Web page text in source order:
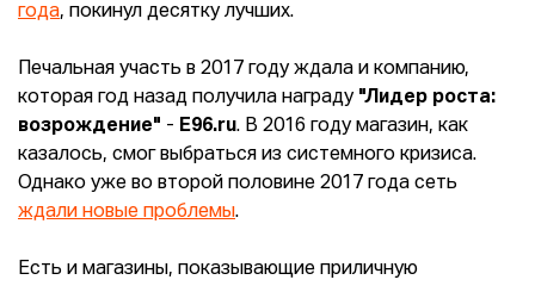
года, покинул десятку лучших.
Печальная участь в 2017 году ждала и компанию,
которая год назад получила награду "Лидер роста:
возрождение" - Е96.ru. В 2016 году магазин, как
казалось, смог выбраться из системного кризиса.
Однако уже во второй половине 2017 года сеть
ждали новые проблемы.
Есть и магазины, показывающие приличную